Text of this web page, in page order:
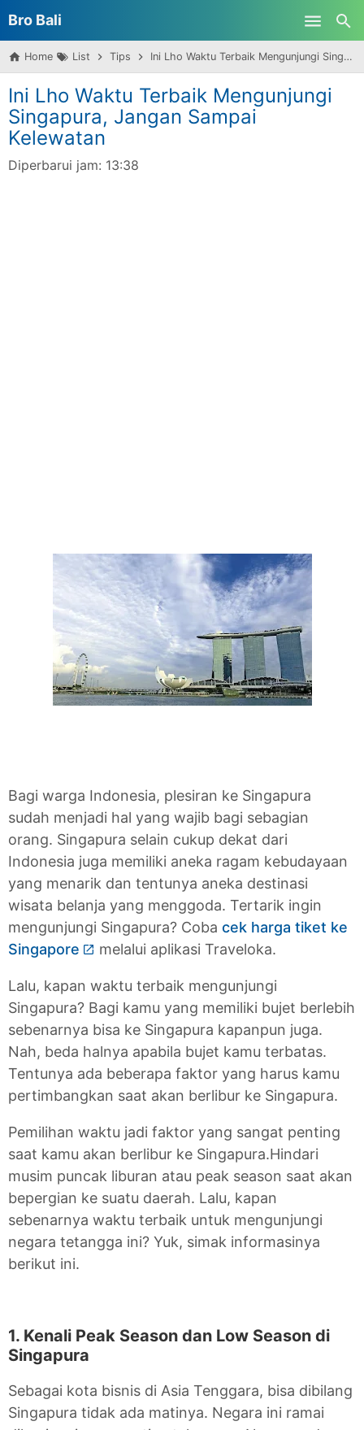
Bro Bali
Home List Tips Ini Lho Waktu Terbaik Mengunjungi Singapura, Jangan Sampai Kelewatan
Ini Lho Waktu Terbaik Mengunjungi
Singapura, Jangan Sampai
Kelewatan
Diperbarui jam: 13:38
Bagi warga Indonesia, plesiran ke Singapura
sudah menjadi hal yang wajib bagi sebagian
orang. Singapura selain cukup dekat dari
Indonesia juga memiliki aneka ragam kebudayaan
yang menarik dan tentunya aneka destinasi
wisata belanja yang menggoda. Tertarik ingin
mengunjungi Singapura? Coba cek harga tiket ke
Singapore
melalui aplikasi Traveloka.
Lalu, kapan waktu terbaik mengunjungi
Singapura? Bagi kamu yang memiliki bujet berlebih
sebenarnya bisa ke Singapura kapanpun juga.
Nah, beda halnya apabila bujet kamu terbatas.
Tentunya ada beberapa faktor yang harus kamu
pertimbangkan saat akan berlibur ke Singapura.
Pemilihan waktu jadi faktor yang sangat penting
saat kamu akan berlibur ke Singapura.Hindari
musim puncak liburan atau peak season saat akan
bepergian ke suatu daerah. Lalu, kapan
sebenarnya waktu terbaik untuk mengunjungi
negara tetangga ini? Yuk, simak informasinya
berikut ini.
1. Kenali Peak Season dan Low Season di
Singapura
Sebagai kota bisnis di Asia Tenggara, bisa dibilang
Singapura tidak ada matinya. Negara ini ramai